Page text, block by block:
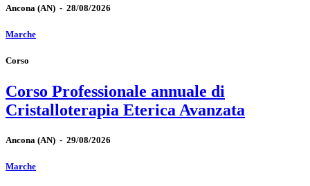
Ancona (AN) - 28/08/2026
Marche
Corso
Corso Professionale annuale di
Cristalloterapia Eterica Avanzata
Ancona (AN) - 29/08/2026
Marche